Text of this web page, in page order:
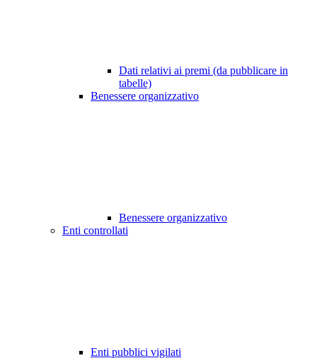
Dati relativi ai premi (da pubblicare in
tabelle)
Benessere organizzativo
Benessere organizzativo
Enti controllati
Enti pubblici vigilati